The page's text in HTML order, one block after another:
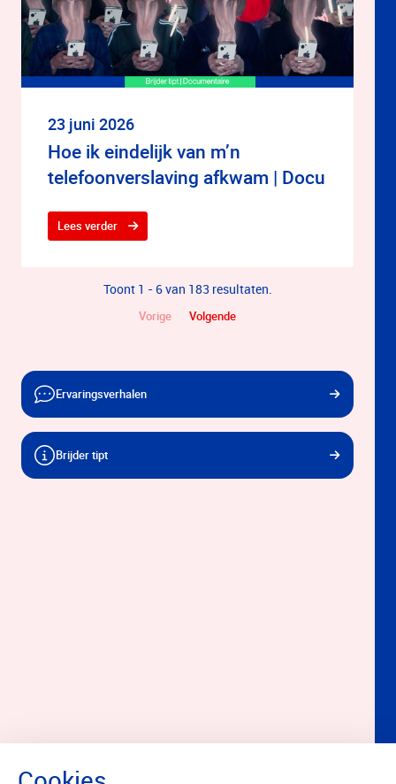
23 juni 2026
Hoe ik eindelijk van m’n
telefoonverslaving afkwam | Docu
Lees verder
Toont 1 - 6 van 183 resultaten.
Vorige Volgende
Ervaringsverhalen
Brijder tipt